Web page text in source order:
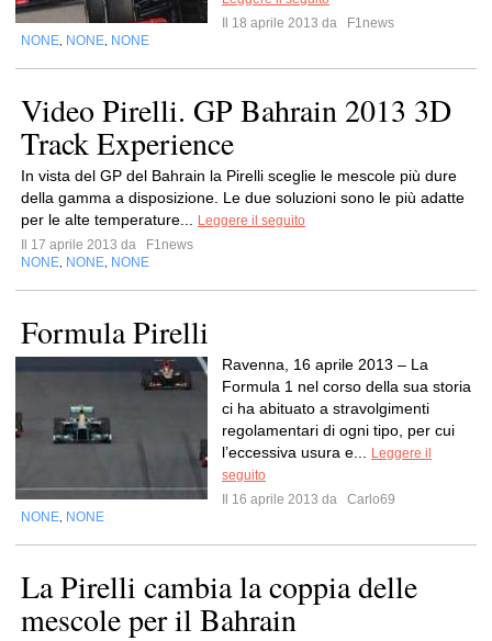
Il 18 aprile 2013 da
F1news
NONE NONE NONE
Video Pirelli. GP Bahrain 2013 3D
Track Experience
In vista del GP del Bahrain la Pirelli sceglie le mescole più dure
della gamma a disposizione. Le due soluzioni sono le più adatte
per le alte temperature...
Leggere il seguito
Il 17 aprile 2013 da
F1news
NONE NONE NONE
Formula Pirelli
Ravenna, 16 aprile 2013 – La
Formula 1 nel corso della sua storia
ci ha abituato a stravolgimenti
regolamentari di ogni tipo, per cui
l’eccessiva usura e...
Leggere il
seguito
Il 16 aprile 2013 da
Carlo69
NONE NONE
La Pirelli cambia la coppia delle
mescole per il Bahrain